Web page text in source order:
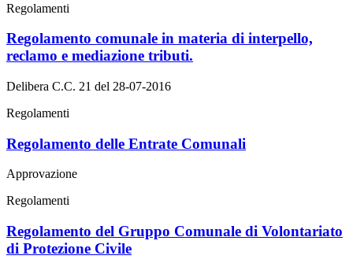
Regolamenti
Regolamento comunale in materia di interpello,
reclamo e mediazione tributi.
Delibera C.C. 21 del 28-07-2016
Regolamenti
Regolamento delle Entrate Comunali
Approvazione
Regolamenti
Regolamento del Gruppo Comunale di Volontariato
di Protezione Civile